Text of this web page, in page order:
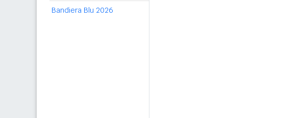
Bandiera Blu 2026